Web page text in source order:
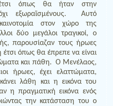
έτσι όπως θα ήταν στην
εξωραϊσμένους. Αυτό
στον χώρο της
δύο μεγάλοι τραγικοί, ο
παρουσίαζαν τους ήρωες
όπως θα έπρεπε να είναι
και πάθη. Ο Μενέλαος,
ήρωες, έχει ελαττώματα,
λάθη και η εικόνα του
η πραγματική εικόνα ενός
την κατάσταση του ο